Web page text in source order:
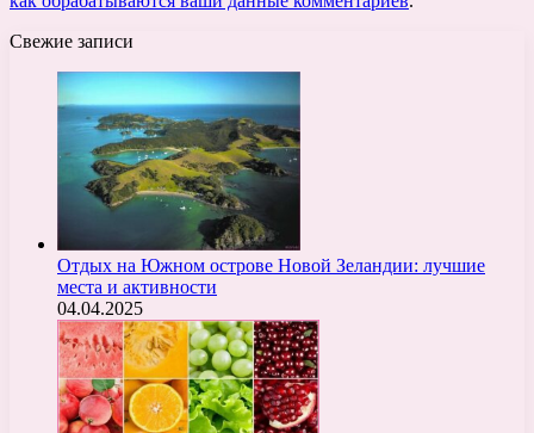
Свежие записи
Отдых на Южном острове Новой Зеландии: лучшие
места и активности
04.04.2025